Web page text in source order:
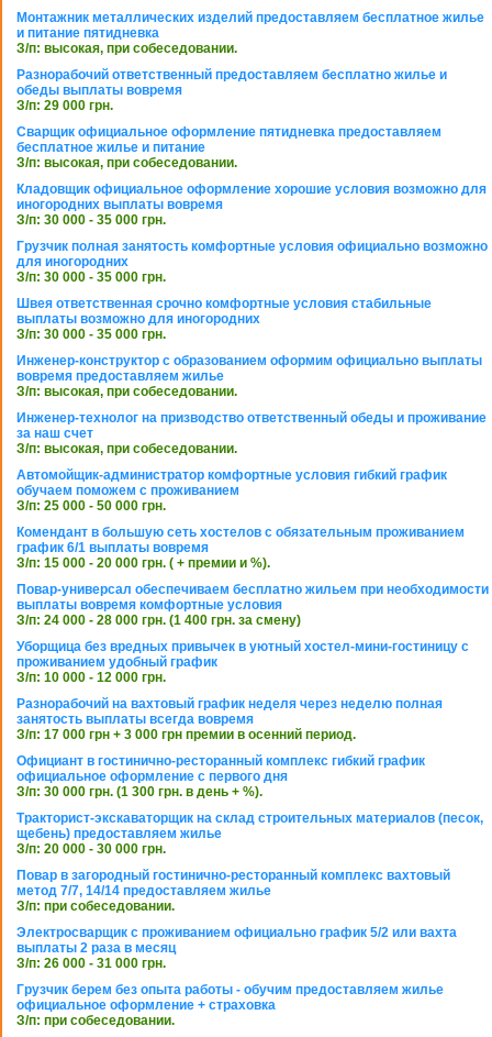
Монтажник металлических изделий предоставляем бесплатное жилье
и питание пятидневка
З/п: высокая, при собеседовании.
Разнорабочий ответственный предоставляем бесплатно жилье и
обеды выплаты вовремя
З/п: 29 000 грн.
Сварщик официальное оформление пятидневка предоставляем
бесплатное жилье и питание
З/п: высокая, при собеседовании.
Кладовщик официальное оформление хорошие условия возможно для
иногородних выплаты вовремя
З/п: 30 000 - 35 000 грн.
Грузчик полная занятость комфортные условия официально возможно
для иногородних
З/п: 30 000 - 35 000 грн.
Швея ответственная срочно комфортные условия стабильные
выплаты возможно для иногородних
З/п: 30 000 - 35 000 грн.
Инженер-конструктор с образованием оформим официально выплаты
вовремя предоставляем жилье
З/п: высокая, при собеседовании.
Инженер-технолог на призводство ответственный обеды и проживание
за наш счет
З/п: высокая, при собеседовании.
Автомойщик-администратор комфортные условия гибкий график
обучаем поможем с проживанием
З/п: 25 000 - 50 000 грн.
Комендант в большую сеть хостелов с обязательным проживанием
график 6/1 выплаты вовремя
З/п: 15 000 - 20 000 грн. ( + премии и %).
Повар-универсал обеспечиваем бесплатно жильем при необходимости
выплаты вовремя комфортные условия
З/п: 24 000 - 28 000 грн. (1 400 грн. за смену)
Уборщица без вредных привычек в уютный хостел-мини-гостиницу с
проживанием удобный график
З/п: 10 000 - 12 000 грн.
Разнорабочий на вахтовый график неделя через неделю полная
занятость выплаты всегда вовремя
З/п: 17 000 грн + 3 000 грн премии в осенний период.
Официант в гостинично-ресторанный комплекс гибкий график
официальное оформление с первого дня
З/п: 30 000 грн. (1 300 грн. в день + %).
Тракторист-экскаваторщик на склад строительных материалов (песок,
щебень) предоставляем жилье
З/п: 20 000 - 30 000 грн.
Повар в загородный гостинично-ресторанный комплекс вахтовый
метод 7/7, 14/14 предоставляем жилье
З/п: при собеседовании.
Электросварщик с проживанием официально график 5/2 или вахта
выплаты 2 раза в месяц
З/п: 26 000 - 31 000 грн.
Грузчик берем без опыта работы - обучим предоставляем жилье
официальное оформление + страховка
З/п: при собеседовании.